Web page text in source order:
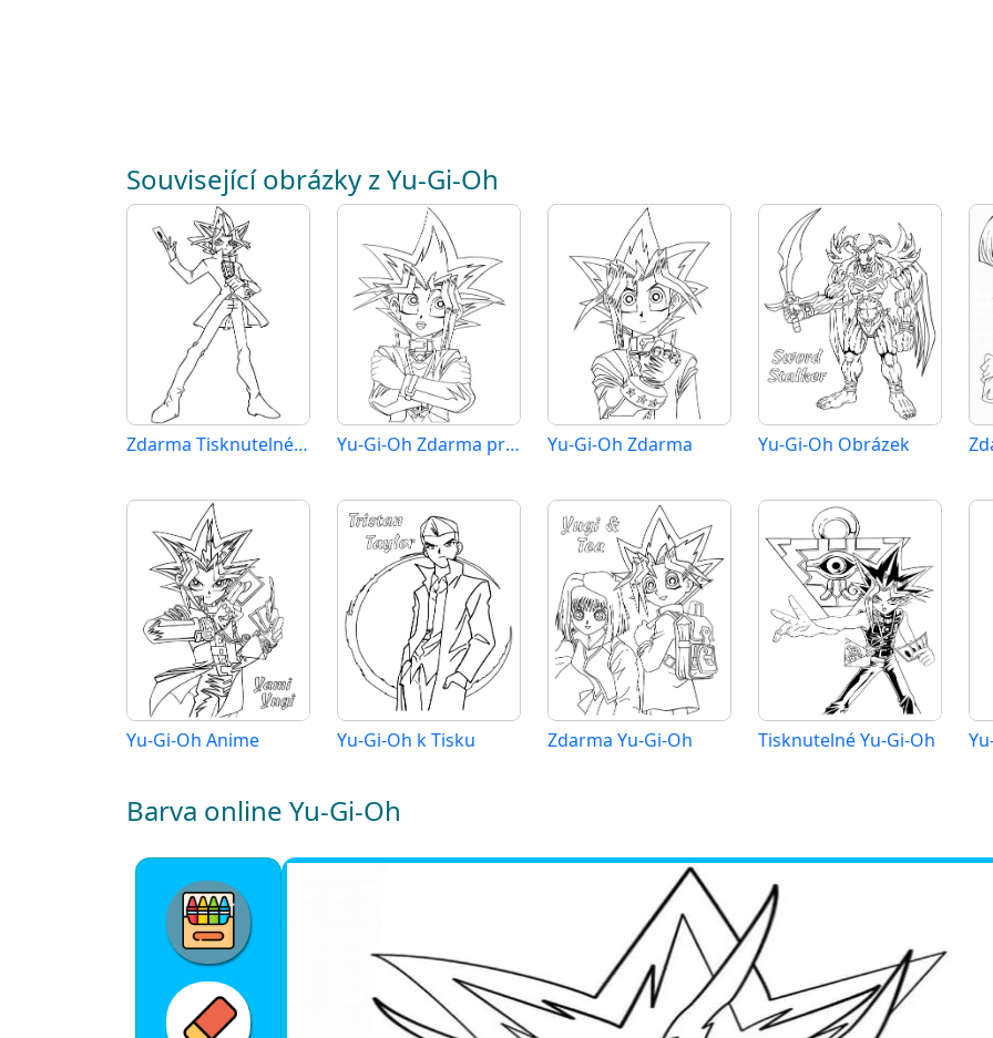
Související obrázky z Yu-Gi-Oh
Zdarma Tisknutelné Yu-Gi-Oh Yu-Gi-Oh Zdarma pro Děti Yu-Gi-Oh Zdarma Yu-Gi-Oh Obrázek
Yu-Gi-Oh Anime Yu-Gi-Oh k Tisku Zdarma Yu-Gi-Oh Tisknutelné Yu-Gi-Oh
Barva online Yu-Gi-Oh